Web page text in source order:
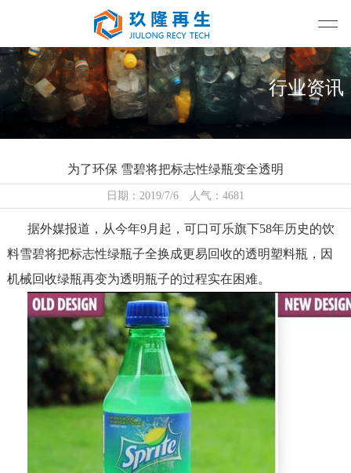
行业资讯
为了环保 雪碧将把标志性绿瓶变全透明
日期：2019/7/6 人气：4681
据外媒报道，从今年9月起，可口可乐旗下58年历史的饮
料雪碧将把标志性绿瓶子全换成更易回收的透明塑料瓶，因
机械回收绿瓶再变为透明瓶子的过程实在困难。